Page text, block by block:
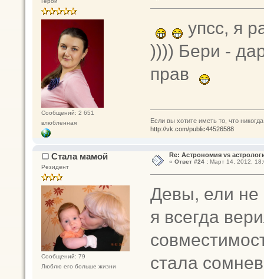
Сообщений: 2 651
влюбленная
упсс, я
)))) Бери -
прав
Если вы хотите иметь то, что
http://vk.com/public44526588
Стала мамой
Резидент
Сообщений: 79
Люблю его больше жизни
Re: Астрономия vs
« Ответ #24 :Март 14, 2012,
Девы, ели не
я всегда
стала